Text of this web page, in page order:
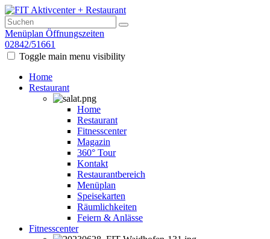
Menüplan Öffnungszeiten
02842/51661
Toggle main menu visibility
Home
Restaurant
Home
Restaurant
Fitnesscenter
Magazin
360° Tour
Kontakt
Restaurantbereich
Menüplan
Speisekarten
Räumlichkeiten
Feiern & Anlässe
Fitnesscenter